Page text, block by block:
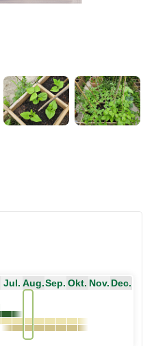
Jul. Aug.Sep. Okt. Nov. Dec.